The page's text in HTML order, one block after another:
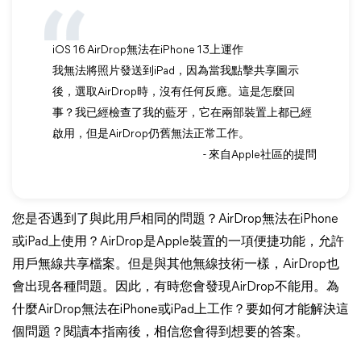
iOS 16 AirDrop無法在iPhone 13上運作
我無法將照片發送到iPad，因為當我點擊共享圖示
後，選取AirDrop時，沒有任何反應。這是怎麼回
事？我已經檢查了我的藍牙，它在兩部裝置上都已經
啟用，但是AirDrop仍舊無法正常工作。
- 來自Apple社區的提問
您是否遇到了與此用戶相同的問題？AirDrop無法在iPhone
或iPad上使用？AirDrop是Apple裝置的一項便捷功能，允許
用戶無線共享檔案。但是與其他無線技術一樣，AirDrop也
會出現各種問題。因此，有時您會發現AirDrop不能用。為
什麼AirDrop無法在iPhone或iPad上工作？要如何才能解決這
個問題？閱讀本指南後，相信您會得到想要的答案。